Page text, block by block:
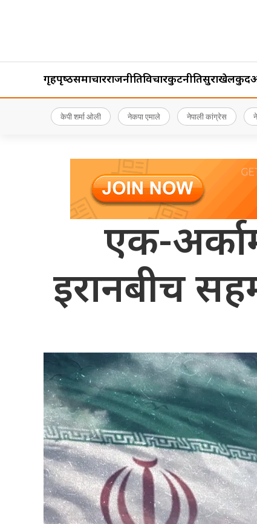
गृहपृष्‍ठसमाचारराजनीतिविचारकुटनीतिसुरक्षाखेलकुद
केपी शर्मा ओली नेकपा एमाले नेपाली कांग्रेस
एक-
इरानबीच